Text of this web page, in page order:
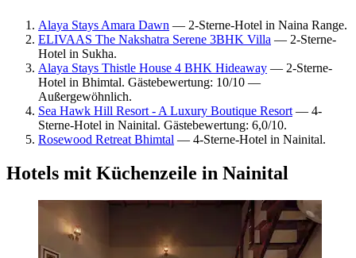
Alaya Stays Amara Dawn — 2-Sterne-Hotel in Naina Range.
ELIVAAS The Nakshatra Serene 3BHK Villa — 2-Sterne-
Hotel in Sukha.
Alaya Stays Thistle House 4 BHK Hideaway — 2-Sterne-
Hotel in Bhimtal. Gästebewertung: 10/10 —
Außergewöhnlich.
Sea Hawk Hill Resort - A Luxury Boutique Resort — 4-
Sterne-Hotel in Nainital. Gästebewertung: 6,0/10.
Rosewood Retreat Bhimtal — 4-Sterne-Hotel in Nainital.
Hotels mit Küchenzeile in Nainital